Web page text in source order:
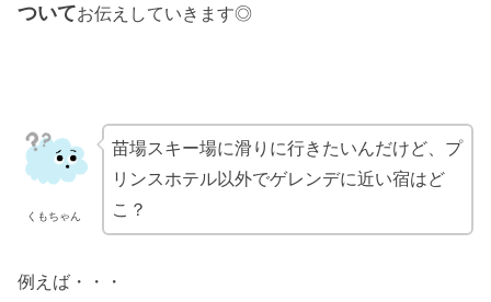
ついてお伝えしていきます◎
くもちゃん
苗場スキー場に滑りに行きたいんだけど、プ
リンスホテル以外でゲレンデに近い宿はど
こ？
例えば・・・